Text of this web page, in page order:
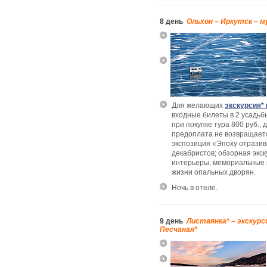
8 день Ольхон – Иркутск –
Для желающих
входные билеты в 2
при покупке тура 800 руб.,
предоплата не
экспозиция «Эпоху
декабристов; обзорная
интерьеры, мемориальные
жизни опальных дворян.
Ночь в отеле.
9 день Листвянка* –
Песчаная*